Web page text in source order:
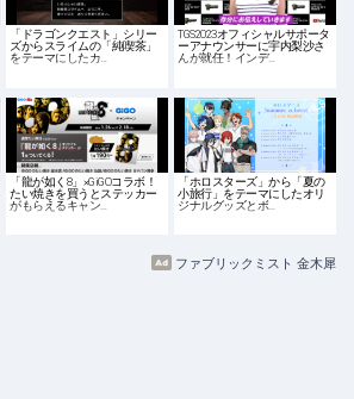
「ドラゴンクエスト」シリー
ズからスライムの「純喫茶」
をテーマにしたカ…
TGS2023オフィシャルサポータ
ーアナウンサーに宇内梨沙さ
んが就任！インデ…
「龍が如く8」×GiGOコラボ！
たい焼きを買うとステッカー
がもらえるキャン…
「ホロスターズ」から「夏の
小旅行」をテーマにしたオリ
ジナルグッズとボ…
ファブリックミスト 金木犀